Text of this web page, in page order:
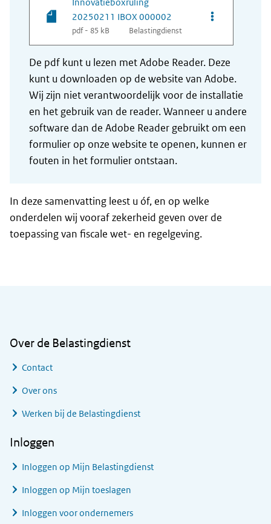
20250211 IBOX 000002
pdf - 85 kB Belastingdienst
Opties van
De pdf kunt u lezen met Adobe Reader. Deze
kunt u downloaden op de website van Adobe.
Wij zijn niet verantwoordelijk voor de installatie
en het gebruik van de reader. Wanneer u andere
software dan de Adobe Reader gebruikt om een
formulier op onze website te openen, kunnen er
fouten in het formulier ontstaan.
In deze samenvatting leest u óf, en op welke
onderdelen wij vooraf zekerheid geven over de
toepassing van fiscale wet- en regelgeving.
Over de Belastingdienst
Contact
Over ons
Werken bij de Belastingdienst
Inloggen
Inloggen op Mijn Belastingdienst
Inloggen op Mijn toeslagen
Inloggen voor ondernemers